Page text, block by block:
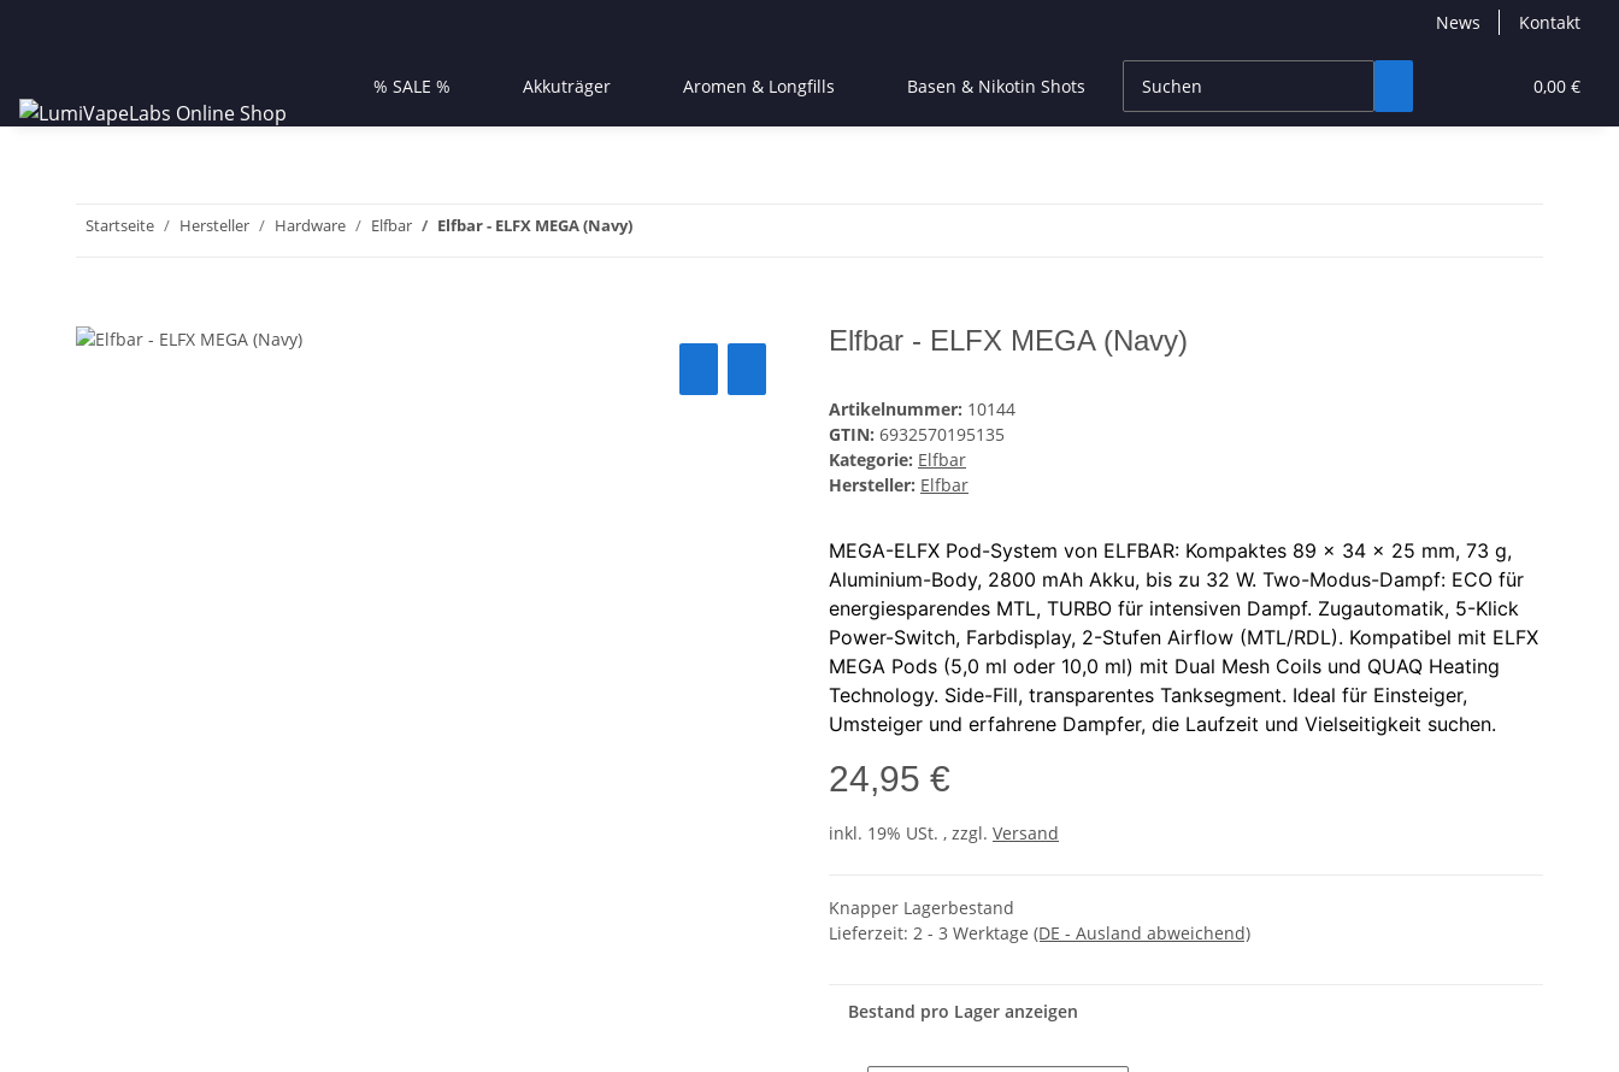
News Kontakt
0,00 €
% SALE % Akkuträger Aromen & Longfills Basen & Nikotin Shots CBD Products High End
Startseite Hersteller Hardware Elfbar Elfbar - ELFX MEGA (Navy)
Elfbar - ELFX MEGA (Navy)
Artikelnummer: 10144
GTIN: 6932570195135
Kategorie: Elfbar
Hersteller: Elfbar
MEGA-ELFX Pod-System von ELFBAR: Kompaktes 89 x 34 x 25 mm, 73 g,
Aluminium-Body, 2800 mAh Akku, bis zu 32 W. Two-Modus-Dampf: ECO für
energiesparendes MTL, TURBO für intensiven Dampf. Zugautomatik, 5-Klick
Power-Switch, Farbdisplay, 2-Stufen Airflow (MTL/RDL). Kompatibel mit ELFX
MEGA Pods (5,0 ml oder 10,0 ml) mit Dual Mesh Coils und QUAQ Heating
Technology. Side-Fill, transparentes Tanksegment. Ideal für Einsteiger,
Umsteiger und erfahrene Dampfer, die Laufzeit und Vielseitigkeit suchen.
24,95 €
inkl. 19% USt. , zzgl. Versand
Knapper Lagerbestand
Lieferzeit: 2 - 3 Werktage (DE - Ausland abweichend)
Bestand pro Lager anzeigen